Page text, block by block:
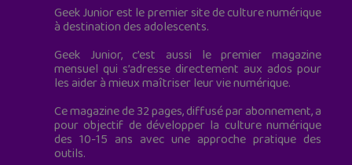
Geek Junior est le premier site de culture numérique
à destination des adolescents.
Geek Junior, c’est aussi le premier magazine
mensuel qui s’adresse directement aux ados pour
les aider à mieux maîtriser leur vie numérique.
Ce magazine de 32 pages, diffusé par abonnement, a
pour objectif de développer la culture numérique
des 10-15 ans avec une approche pratique des
outils.